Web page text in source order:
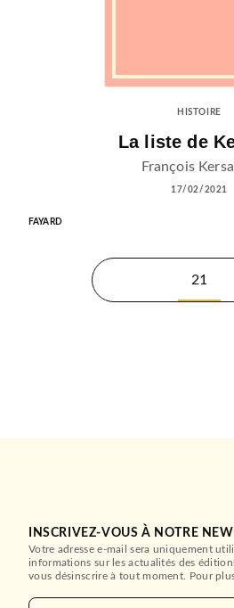
HISTOIRE
La liste de
François
17/02/2021
FAYARD
21
INSCRIVEZ-VOUS À NOTRE
Votre adresse e-mail sera uniquement
informations sur les actualités des
vous désinscrire à tout moment. Pour